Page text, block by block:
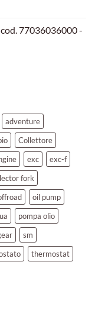
77036036000 -
adventure
Collettore
exc
exc-f
fork
oil pump
pompa olio
sm
thermostat